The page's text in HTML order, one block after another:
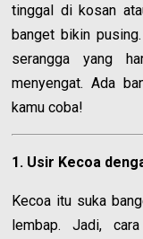
tinggal di kosan
banget bikin
serangga yang
menyengat. Ada
kamu coba!
1. Usir Kecoa
Kecoa itu suka
lembap. Jadi,